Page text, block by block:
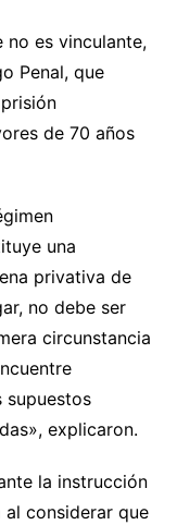
no es vinculante,
Penal, que
de 70 años
una
privativa de
no debe ser
circunstancia
supuestos
explicaron.
la instrucción
considerar que